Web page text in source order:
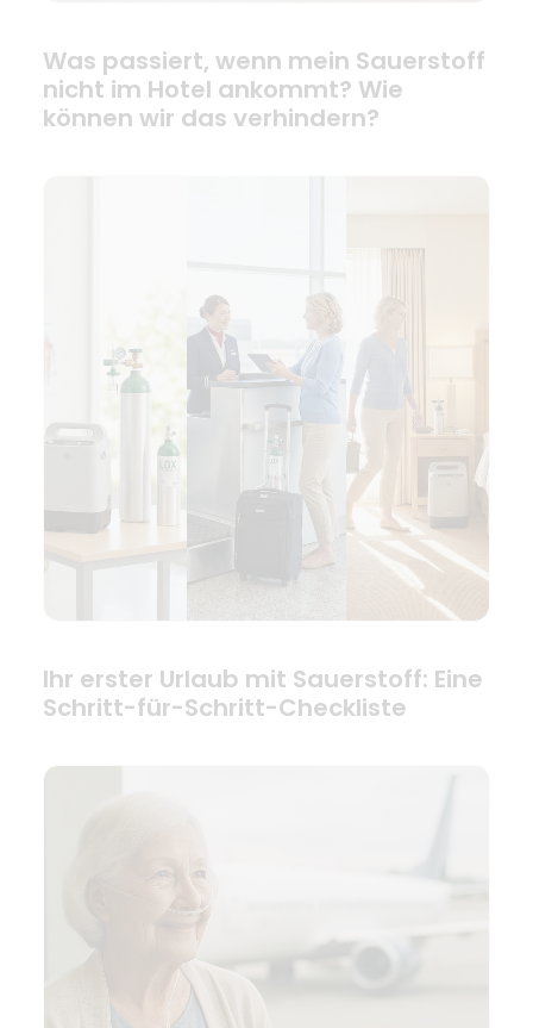
Was passiert, wenn mein Sauerstoff
nicht im Hotel ankommt? Wie
können wir das verhindern?
Ihr erster Urlaub mit Sauerstoff: Eine
Schritt-für-Schritt-Checkliste